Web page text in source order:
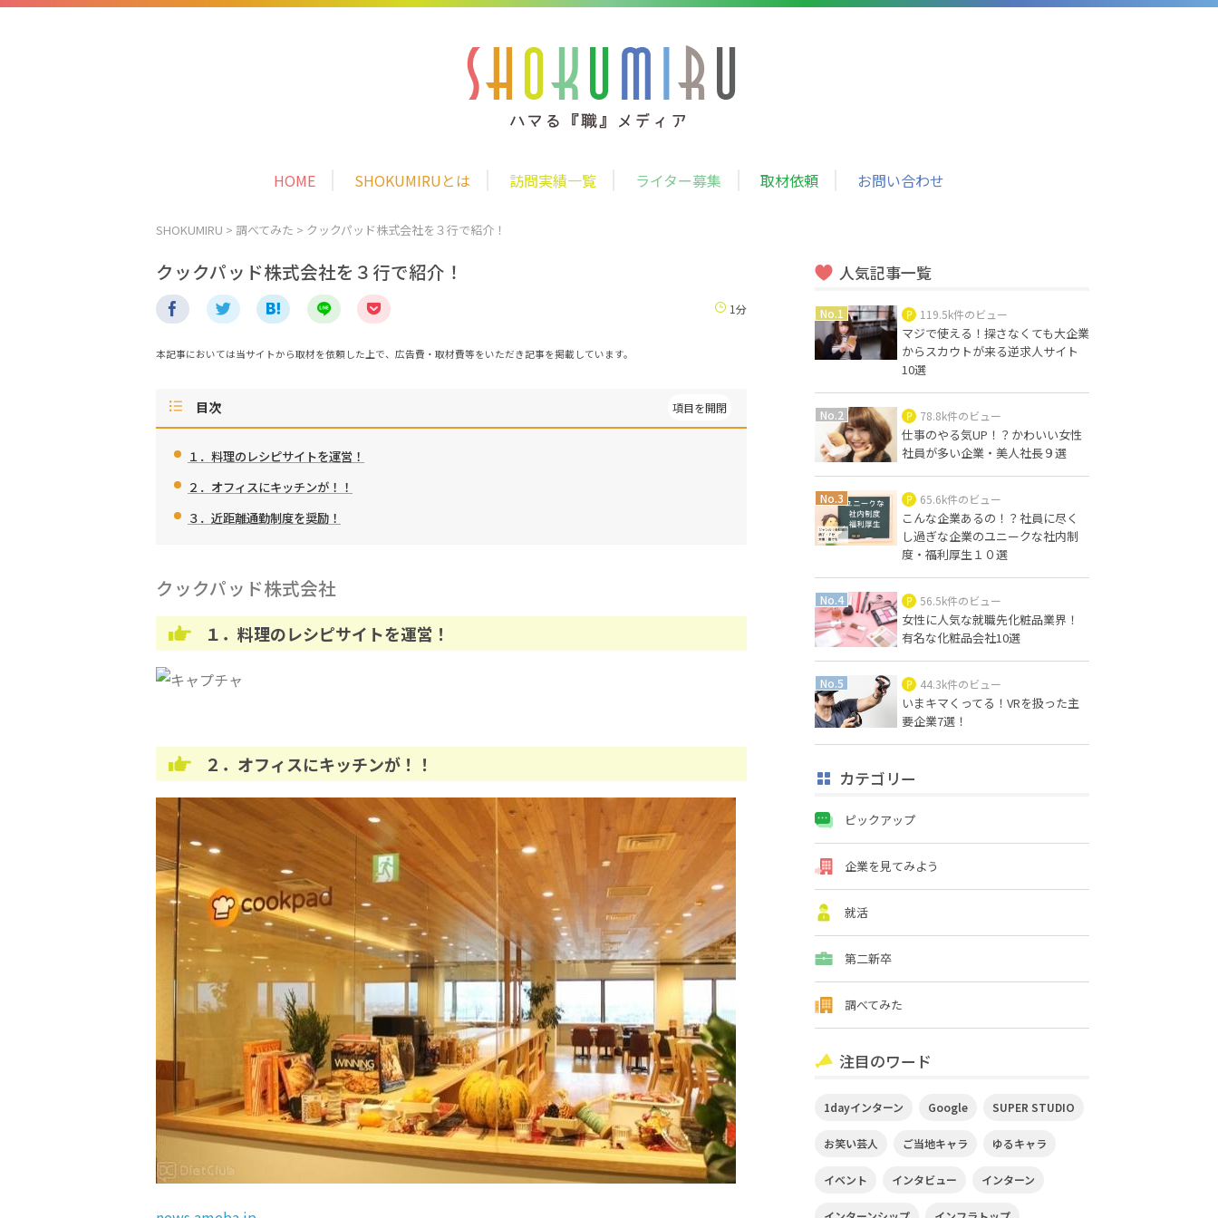
HOME SHOKUMIRUとは 訪問実績一覧 ライター募集 取材依頼 お問い合わせ
SHOKUMIRU > 調べてみた > クックパッド株式会社を３行で紹介！
クックパッド株式会社を３行で紹介！
1分
本記事においては当サイトから取材を依頼した上で、広告費・取材費等をいただき記事を掲載しています。
目次
１．料理のレシピサイトを運営！
２．オフィスにキッチンが！！
３．近距離通勤制度を奨励！
クックパッド株式会社
１．料理のレシピサイトを運営！
２．オフィスにキッチンが！！
人気記事一覧
119.5k件のビュー
マジで使える！探さなくても大企業
からスカウトが来る逆求人サイト
10選
78.8k件のビュー
仕事のやる気UP！？かわいい女性
社員が多い企業・美人社長９選
65.6k件のビュー
こんな企業あるの！？社員に尽く
し過ぎな企業のユニークな社内制
度・福利厚生１０選
56.5k件のビュー
女性に人気な就職先化粧品業界！
有名な化粧品会社10選
44.3k件のビュー
いまキマくってる！VRを扱った主
要企業7選！
カテゴリー
ピックアップ
企業を見てみよう
就活
第二新卒
調べてみた
注目のワード
1dayインターン Google SUPER STUDIO
お笑い芸人 ご当地キャラ ゆるキャラ
イベント インタビュー インターン